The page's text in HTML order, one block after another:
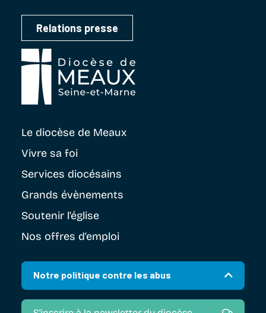
Relations presse
Le diocèse de Meaux
Vivre sa foi
Services diocésains
Grands évènements
Soutenir l’église
Nos offres d’emploi
Notre politique contre les abus